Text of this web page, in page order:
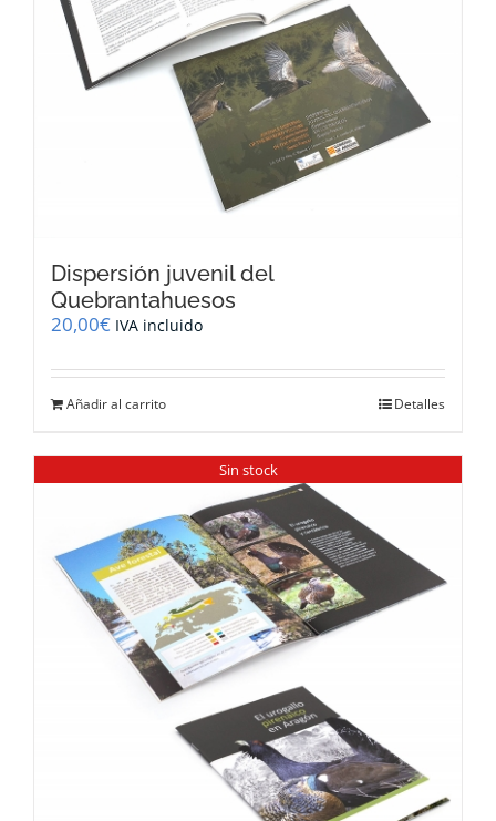
Dispersión juvenil del
Quebrantahuesos
20,00€ IVA incluido
Añadir al carrito Detalles
Sin stock